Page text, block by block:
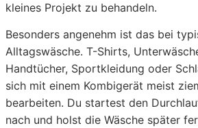
kleines Projekt zu behandeln.
Besonders angenehm ist das bei
Alltagswäsche. T-Shirts,
Handtücher, Sportkleidung oder
sich mit einem Kombigerät meist
bearbeiten. Du startest den
nach und holst die Wäsche später